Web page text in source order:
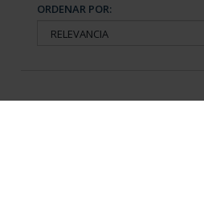
ORDENAR POR: